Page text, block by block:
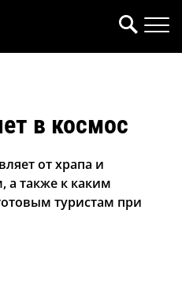
в космос
от храпа и
а также к каким
туристам при